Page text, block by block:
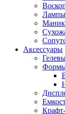
Аксессуары
Формы